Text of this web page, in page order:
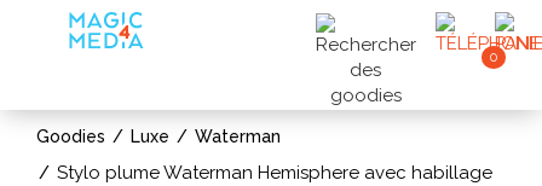
0
Goodies Luxe Waterman
Stylo plume Waterman Hemisphere avec habillage